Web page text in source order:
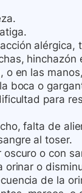
alérgica,
hinchazón
o en las
boca o
para
falta de
al toser.
oscuro o con
orinar o
de la